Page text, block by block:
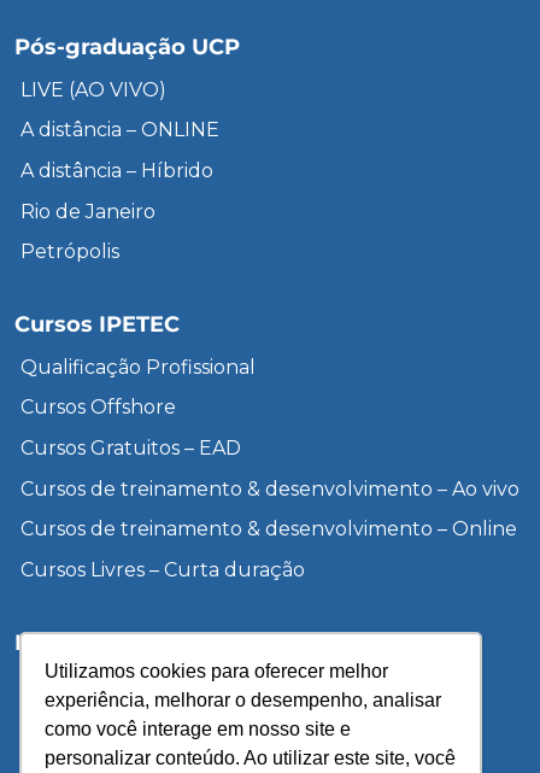
Utilizamos cookies para oferecer melhor
experiência, melhorar o desempenho, analisar
como você interage em nosso site e
personalizar conteúdo. Ao utilizar este site, você
Pós-graduação UCP
LIVE (AO VIVO)
A distância – ONLINE
A distância – Híbrido
Rio de Janeiro
Petrópolis
Cursos IPETEC
Qualificação Profissional
Cursos Offshore
Cursos Gratuitos – EAD
Cursos de treinamento & desenvolvimento – Ao vivo
Cursos de treinamento & desenvolvimento – Online
Cursos Livres – Curta duração
Institucional
Inscreva-se
Sobre a UCP
Unidades